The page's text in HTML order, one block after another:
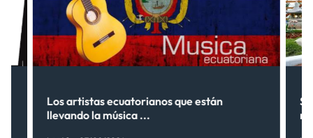
Los artistas ecuatorianos que están
llevando la música ...